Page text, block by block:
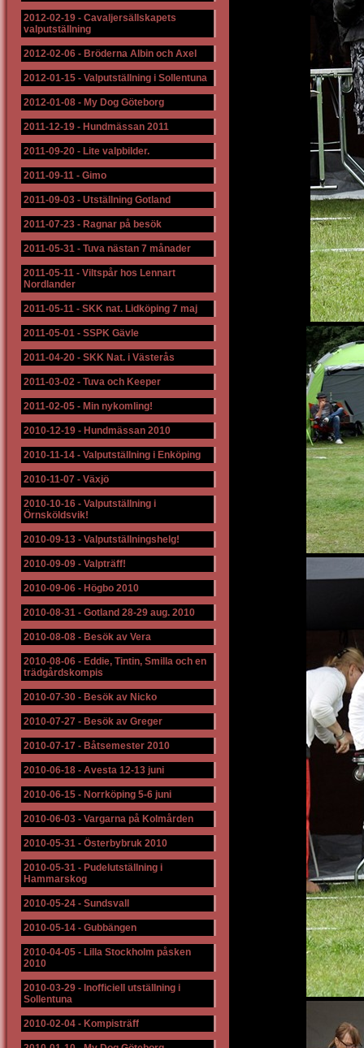
2012-02-19 - Cavaljersällskapets
valputställning
2012-02-06 - Bröderna Albin och Axel
2012-01-15 - Valputställning i Sollentuna
2012-01-08 - My Dog Göteborg
2011-12-19 - Hundmässan 2011
2011-09-20 - Lite valpbilder.
2011-09-11 - Gimo
2011-09-03 - Utställning Gotland
2011-07-23 - Ragnar på besök
2011-05-31 - Tuva nästan 7 månader
2011-05-11 - Viltspår hos Lennart
Nordlander
2011-05-11 - SKK nat. Lidköping 7 maj
2011-05-01 - SSPK Gävle
2011-04-20 - SKK Nat. i Västerås
2011-03-02 - Tuva och Keeper
2011-02-05 - Min nykomling!
2010-12-19 - Hundmässan 2010
2010-11-14 - Valputställning i Enköping
2010-11-07 - Växjö
2010-10-16 - Valputställning i
Örnsköldsvik!
2010-09-13 - Valputställningshelg!
2010-09-09 - Valpträff!
2010-09-06 - Högbo 2010
2010-08-31 - Gotland 28-29 aug. 2010
2010-08-08 - Besök av Vera
2010-08-06 - Eddie, Tintin, Smilla och en
trädgårdskompis
2010-07-30 - Besök av Nicko
2010-07-27 - Besök av Greger
2010-07-17 - Båtsemester 2010
2010-06-18 - Avesta 12-13 juni
2010-06-15 - Norrköping 5-6 juni
2010-06-03 - Vargarna på Kolmården
2010-05-31 - Österbybruk 2010
2010-05-31 - Pudelutställning i
Hammarskog
2010-05-24 - Sundsvall
2010-05-14 - Gubbängen
2010-04-05 - Lilla Stockholm påsken
2010
2010-03-29 - Inofficiell utställning i
Sollentuna
2010-02-04 - Kompisträff